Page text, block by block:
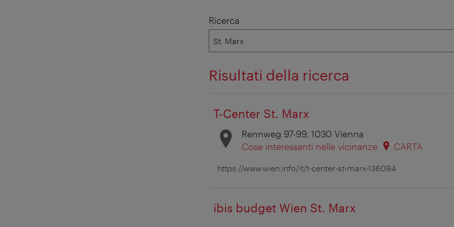
Ricerca
Risultati della ricerca
T-Center St. Marx
Rennweg 97-99, 1030 Vienna
Cose interessanti nelle vicinanze
CARTA
https://www.wien.info/it/t-center-st-marx-136094
ibis budget Wien St. Marx